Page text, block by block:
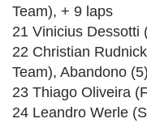
Team), + 9 laps
21 Vinicius Dessotti
22 Christian
Team), Abandono (5)
23 Thiago Oliveira
24 Leandro Werle